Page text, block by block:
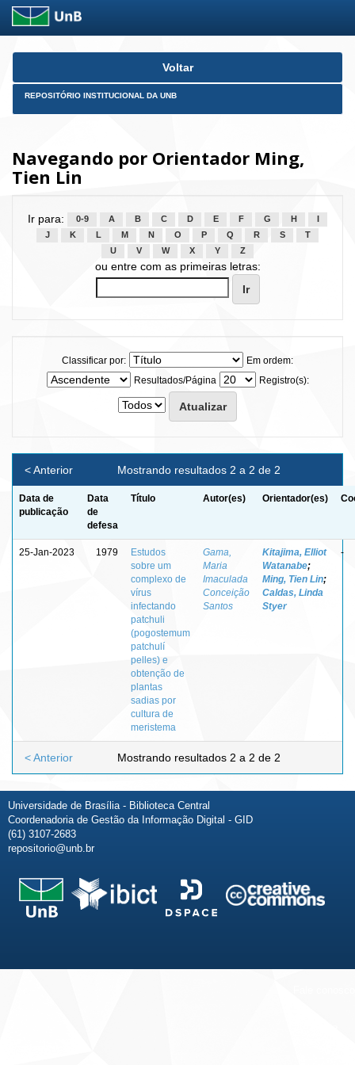
Skip
Voltar
REPOSITÓRIO INSTITUCIONAL DA UNB
Navegando por Orientador Ming,
Tien Lin
Ir para: 0-9 A B C D E F G H
J
K L M N O P Q R S
T
U
V W X Y Z
ou entre com as primeiras letras:
Classificar por:
Em ordem:
Resultados/Página
Registro(s):
Mostrando resultados 2 a 2 de 2
< Anterior
Data de
publicação
Data
de
defesa
Título Autor(es) Orientador(es)
25-Jan-2023 1979
Estudos
sobre um
complexo de
vírus
infectando
patchuli
(pogostemum
patchulí
pelles) e
obtenção de
plantas
sadias por
cultura de
meristema
Gama,
Maria
Imaculada
Conceição
Santos
Kitajima, Elliot
Watanabe;
Ming, Tien Lin;
Caldas, Linda
Styer
-
Mostrando resultados 2 a 2 de 2
< Anterior
Universidade de Brasília - Biblioteca Central
Coordenadoria de Gestão da Informação Digital - GID
(61) 3107-2683
repositorio@unb.br